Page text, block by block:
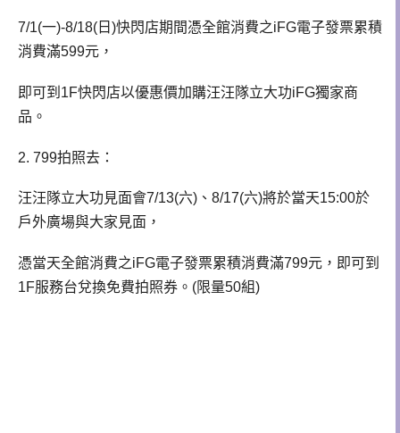
7/1(一)-8/18(日)快閃店期間憑全館消費之iFG電子發票累積
消費滿599元，
即可到1F快閃店以優惠價加購汪汪隊立大功iFG獨家商
品。
2. 799拍照去：
汪汪隊立大功見面會7/13(六)、8/17(六)將於當天15:00於
戶外廣場與大家見面，
憑當天全館消費之iFG電子發票累積消費滿799元，即可到
1F服務台兌換免費拍照券。(限量50組)